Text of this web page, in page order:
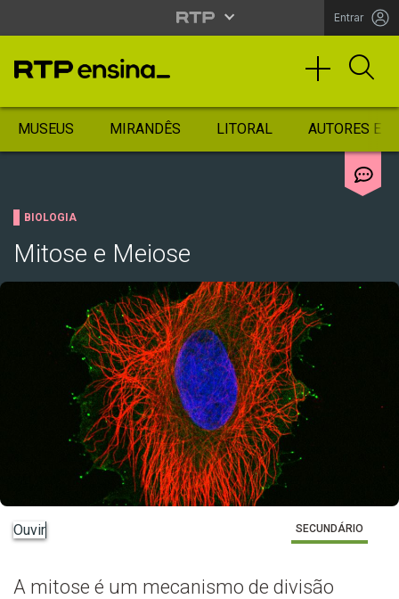
Entrar
MUSEUS MIRANDÊS LITORAL AUTORES
BIOLOGIA
Mitose e Meiose
Ouvir SECUNDÁRIO
A mitose é um mecanismo de divisão